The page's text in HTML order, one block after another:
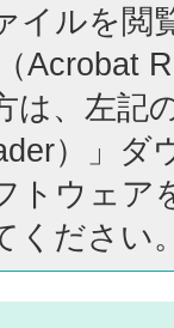
イルを閲
Acrobat
は、左記
）」ダ
トウェア
ください